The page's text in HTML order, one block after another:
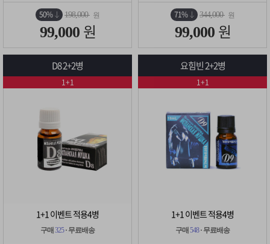
50% 198,000 원
99,000 원
71% 344,000 원
99,000 원
D8 2+2병
1+1 이벤트 적용4병
구매 325· 무료배송
1+1
요힘빈 2+2병
1+1 이벤트 적용4병
구매 548· 무료배송
1+1